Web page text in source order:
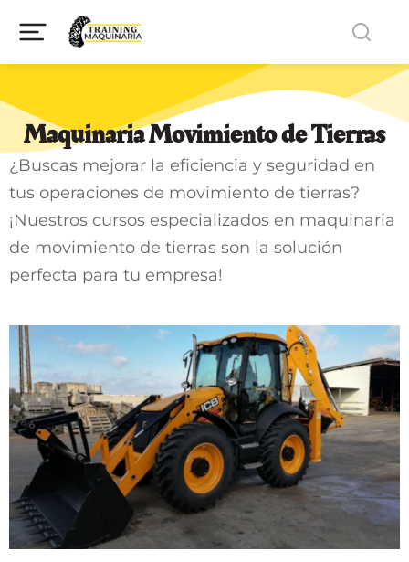
Maquinaria Movimiento de Tierras
¿Buscas mejorar la eficiencia y seguridad en
tus operaciones de movimiento de tierras?
¡Nuestros cursos especializados en maquinaria
de movimiento de tierras son la solución
perfecta para tu empresa!